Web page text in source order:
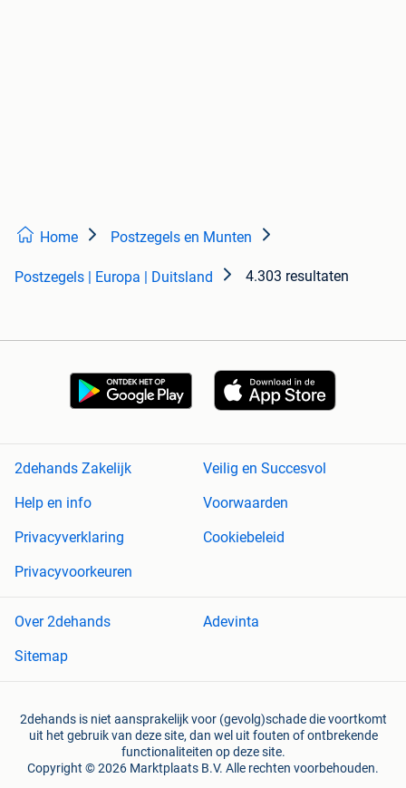
Home Postzegels en Munten
Postzegels | Europa | Duitsland 4.303 resultaten
2dehands Zakelijk
Veilig en Succesvol
Help en info
Voorwaarden
Privacyverklaring
Cookiebeleid
Privacyvoorkeuren
Over 2dehands
Adevinta
Sitemap
2dehands is niet aansprakelijk voor (gevolg)schade die voortkomt
uit het gebruik van deze site, dan wel uit fouten of ontbrekende
functionaliteiten op deze site.
Copyright © 2026 Marktplaats B.V. Alle rechten voorbehouden.